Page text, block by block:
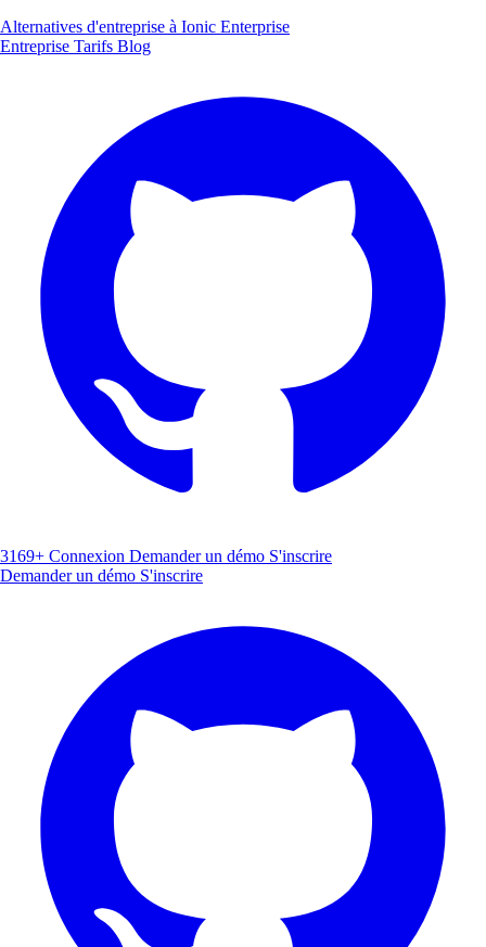
Alternatives d'entreprise à Ionic Enterprise
Entreprise Tarifs Blog
3169+ Connexion Demander un démo S'inscrire
Demander un démo S'inscrire